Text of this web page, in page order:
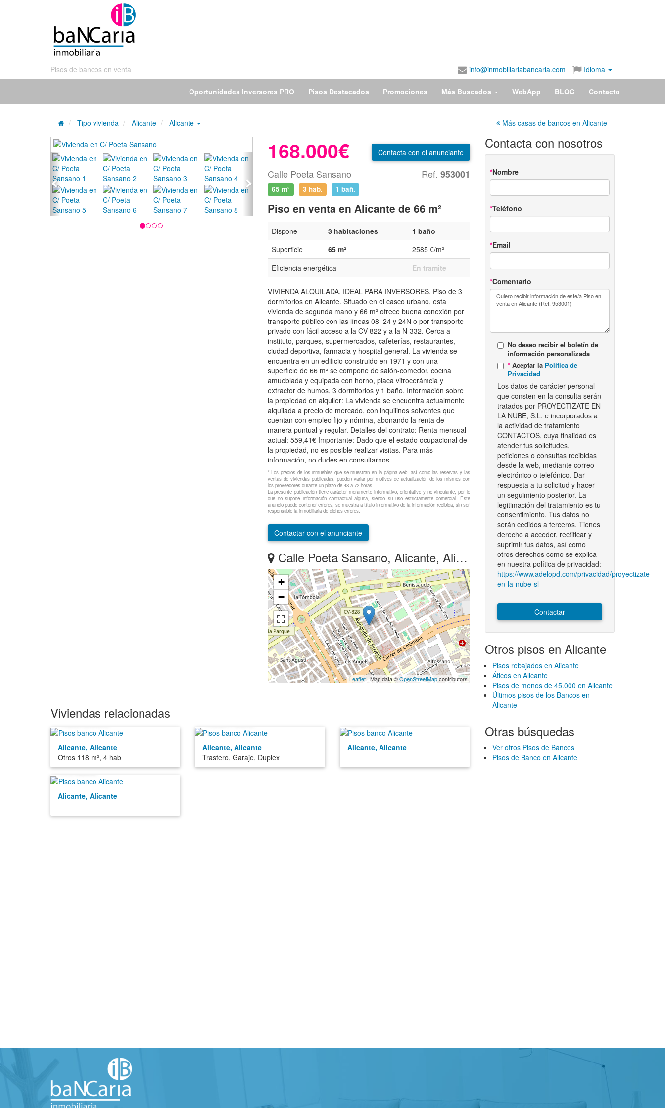
Pisos de bancos en venta info@inmobiliariabancaria.com Idioma
Oportunidades Inversores PRO Pisos Destacados Promociones Más Buscados WebApp BLOG Contacto
Tipo vivienda Alicante Alicante Más casas de bancos en Alicante
Previous Next Contactacon el anunciante
168.000€
Calle Poeta Sansano Ref. 953001
65 m² 3 hab. 1 bañ.
Piso en venta en Alicante de 66 m²
Dispone 3 habitaciones
1 baño
Superficie
65 m²
2585 €/m²
Eficiencia energética
En tramite
VIVIENDA ALQUILADA, IDEAL PARA INVERSORES. Piso de 3
dormitorios en Alicante. Situado en el casco urbano, esta
vivienda de segunda mano y 66 m² ofrece buena conexión por
transporte público con las líneas 08, 24 y 24N o por transporte
privado con fácil acceso a la CV-822 y a la N-332. Cerca a
instituto, parques, supermercados, cafeterías, restaurantes,
ciudad deportiva, farmacia y hospital general. La vivienda se
encuentra en un edificio construido en 1971 y con una
superficie de 66 m² se compone de salón-comedor, cocina
amueblada y equipada con horno, placa vitrocerámcia y
extractor de humos, 3 dormitorios y 1 baño. Información sobre
la propiedad en alquiler: La vivienda se encuentra actualmente
alquilada a precio de mercado, con inquilinos solventes que
cuentan con empleo fijo y nómina, abonando la renta de
manera puntual y regular. Detalles del contrato: Renta mensual
actual: 559,41€ Importante: Dado que el estado ocupacional de
la propiedad, no es posible realizar visitas. Para más
información, no dudes en consultarnos.
* Los precios de los inmuebles que se muestran en la página web, así como las reservas y las
ventas de viviendas publicadas, pueden variar por motivos de actualización de los mismos con
los proveedores durante un plazo de 48 a 72 horas.
La presente publicación tiene carácter meramente informativo, orientativo y no vinculante, por lo
que no supone información contractual alguna, siendo su uso estrictamente comercial. Este
anuncio puede contener errores, se muestra a título informativo de la información recibida, sin ser
responsable la inmobiliaria de dichos errores.
Contactar con el anunciante
Calle Poeta Sansano, Alicante, Alicante
+
−
Leaflet| Map data ©OpenStreetMapcontributors
Viviendas relacionadas
139.000€
Alicante, Alicante
Otros 118 m², 4 hab
Alicante, Alicante
Trastero, Garaje, Duplex
Alicante, Alicante
7.700€
Alicante, Alicante
Contacta con nosotros
Nombre
Teléfono
Email
Comentario
No deseo recibir el boletín de
información personalizada
Aceptar la Política de
Privacidad
Los datos de carácter personal
que consten en la consulta serán
tratados por PROYECTIZATE EN
LA NUBE, S.L. e incorporados a
la actividad de tratamiento
CONTACTOS, cuya finalidad es
atender tus solicitudes,
peticiones o consultas recibidas
desde la web, mediante correo
electrónico o telefónico. Dar
respuesta a tu solicitud y hacer
un seguimiento posterior. La
legitimación del tratamiento es tu
consentimiento. Tus datos no
serán cedidos a terceros. Tienes
derecho a acceder, rectificar y
suprimir tus datos, así como
otros derechos como se explica
en nuestra política de privacidad:
https://www.adelopd.com/privacidad/proyectizate-
en-la-nube-sl
Contactar
Otros pisos en Alicante
Pisos rebajados en Alicante
Áticos en Alicante
Pisos de menos de 45.000 en Alicante
Últimos pisos de los Bancos en
Alicante
Otras búsquedas
Ver otros Pisos de Bancos
Pisos de Banco en Alicante